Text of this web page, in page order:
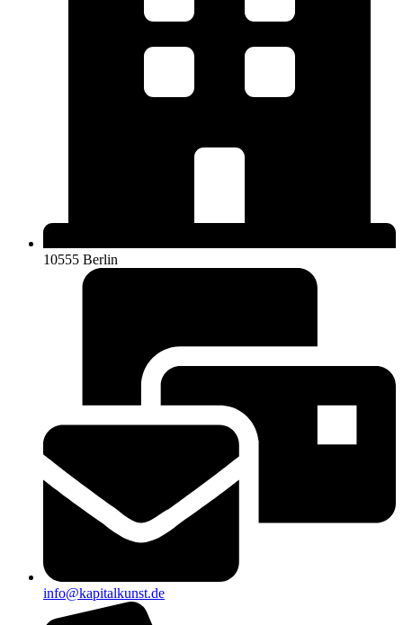
10555 Berlin
info@kapitalkunst.de